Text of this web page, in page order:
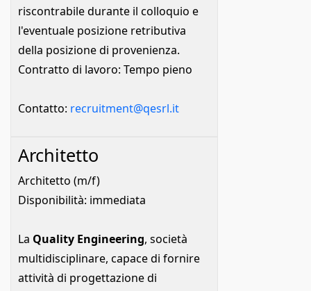
riscontrabile durante il colloquio e
l'eventuale posizione retributiva
della posizione di provenienza.
Contratto di lavoro: Tempo pieno
Contatto: recruitment@qesrl.it
Architetto
Architetto (m/f)
Disponibilità: immediata
La Quality Engineering, società
multidisciplinare, capace di fornire
attività di progettazione di